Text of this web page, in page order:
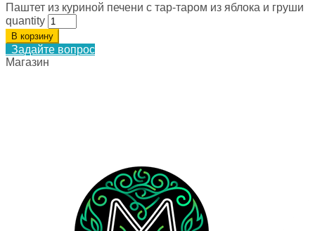
Паштет из куриной печени с тар-таром из яблока и груши
quantity
В корзину
Задайте вопрос
Магазин